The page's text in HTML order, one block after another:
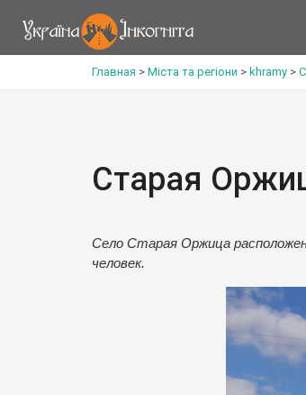
Главная > Міста та регіони > khramy >
Старая
Село Старая Оржица
человек.